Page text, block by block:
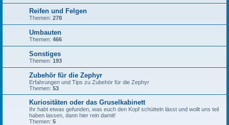
Reifen und Felgen
Themen: 278
Umbauten
Themen: 466
Sonstiges
Themen: 193
Zubehör für die Zephyr
Erfahrungen und Tips zu Zubehör für die Zephyr
Themen: 53
Kuriositäten oder das Gruselkabinett
Ihr habt etwas gefunden, was euch den Kopf schütteln lässt und wollt uns teil
haben lassen, dann hier rein damit!
Themen: 5